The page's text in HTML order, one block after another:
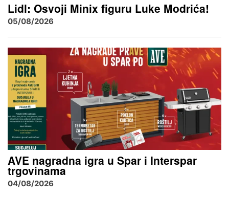
Lidl: Osvoji Minix figuru Luke Modrića!
05/08/2026
AVE nagradna igra u Spar i Interspar
trgovinama
04/08/2026